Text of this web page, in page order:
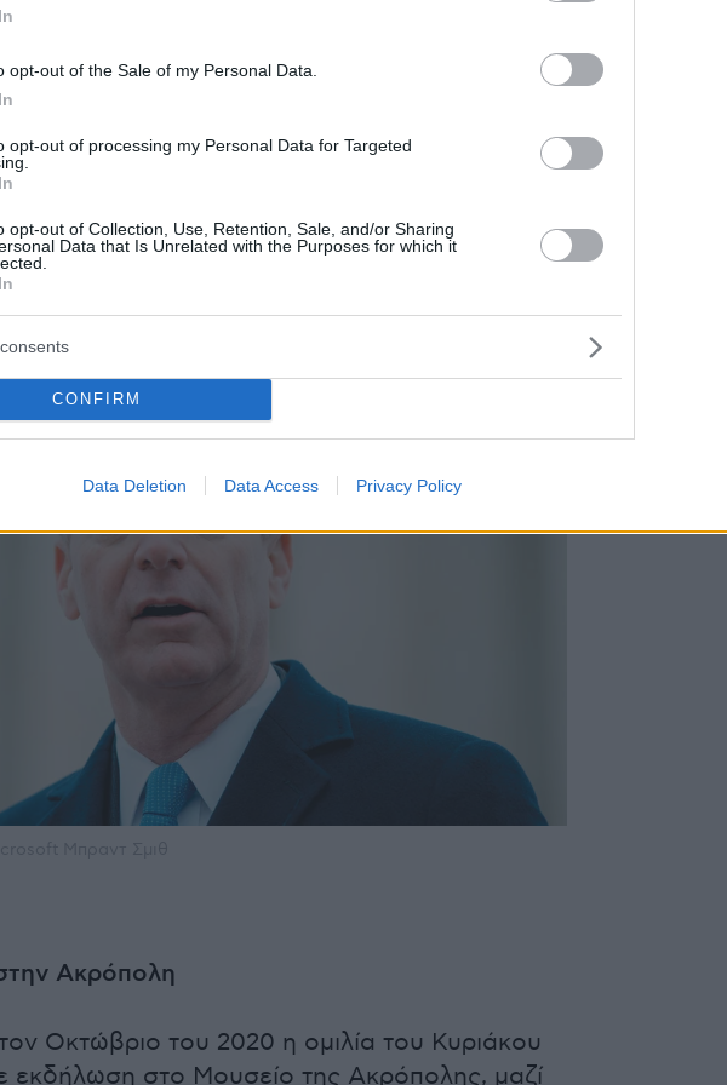
opt-out of the Sale of my Personal Data.
opt-out of processing my Personal Data for Targeted
opt-out of Collection, Use, Retention, Sale, and/or Sharing
Data that Is Unrelated with the Purposes for which it
CONFIRM
Data Deletion Data Access Privacy Policy
Κυριάκου Μητσοτάκη με τον πρόεδρο του
κολοσσού στη σύνοδο του Νταβός στις αρχές
είχε συζητηθεί το ενδεχόμενο το επόμενο
συναντήσεις στο Μέγαρο Μαξίμου, όπου είχαν
συνέργειες που μπορούν να προκύψουν σε
με την αξιοποίηση της ψηφιακής τεχνολογίας
που υπάρχουν για αυξημένες επενδύσεις
της συνεργασίας με τη Microsoft στην
Ακρόπολη
Οκτώβριο του 2020 η ομιλία του Κυριάκου
εκδήλωση στο Μουσείο της Ακρόπολης, μαζί